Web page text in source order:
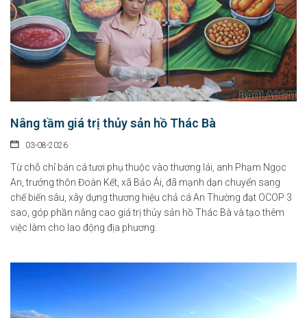
Nâng tầm giá trị thủy sản hồ Thác Bà
03-08-2026
Từ chỗ chỉ bán cá tươi phụ thuộc vào thương lái, anh Phạm Ngọc
An, trưởng thôn Đoàn Kết, xã Bảo Ái, đã mạnh dạn chuyển sang
chế biến sâu, xây dựng thương hiệu chả cá An Thường đạt OCOP 3
sao, góp phần nâng cao giá trị thủy sản hồ Thác Bà và tạo thêm
việc làm cho lao động địa phương.